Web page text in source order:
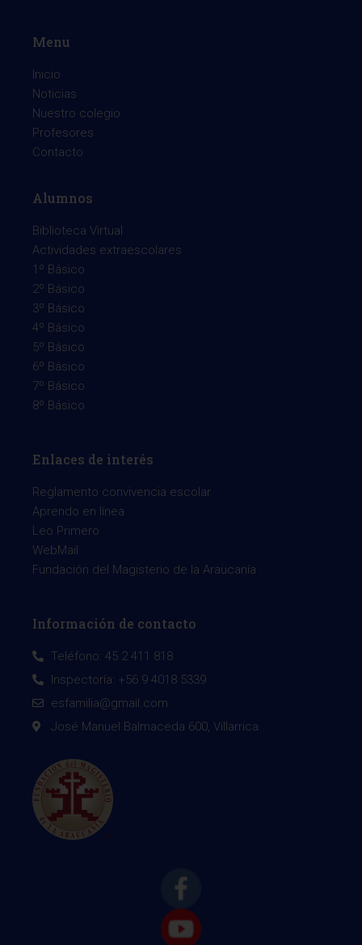
Menu
Inicio
Noticias
Nuestro colegio
Profesores
Contacto
Alumnos
Biblioteca Virtual
Actividades extraescolares
1º Básico
2º Básico
3º Básico
4º Básico
5º Básico
6º Básico
7º Básico
8º Básico
Enlaces de interés
Reglamento convivencia escolar
Aprendo en línea
Leo Primero
WebMail
Fundación del Magisterio de la Araucanía
Información de contacto
Teléfono: 45 2 411 818
Inspectoría: +56 9 4018 5339
esfamilia@gmail.com
José Manuel Balmaceda 600, Villarrica